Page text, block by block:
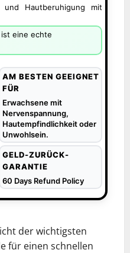
Hautberuhigung mit
ist eine echte
AM BESTEN GEEIGNET
FÜR
Erwachsene mit
Nervenspannung,
Hautempfindlichkeit oder
Unwohlsein.
GELD-ZURÜCK-
GARANTIE
60 Days Refund Policy
der wichtigsten
für einen schnellen